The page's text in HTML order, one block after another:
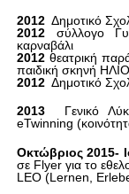
2012 Δημοτικό
2012σύλλογο
καρναβάλι
2012θεατρική
παιδική σκηνή
2012 Δημοτικό
2013
Γενικό
eTwinning
Οκτώβριος 2015-
σε Flyerγια το
LEO(Lernen